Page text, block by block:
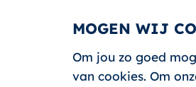
MOGEN WIJ
Om jou zo goed
van cookies. Om